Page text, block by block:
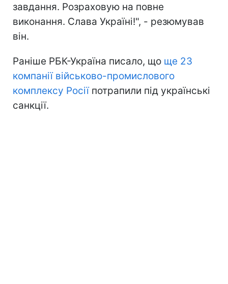
завдання. Розраховую на повне
виконання. Слава Україні!", - резюмував
він.
Раніше РБК-Україна писало, що ще 23
компанії військово-промислового
комплексу Росіїпотрапили під українські
санкції.